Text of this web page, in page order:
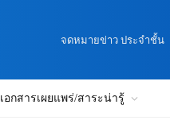
จดหมายข่าว ประจำชั้น
เอกสารเผยแพร่/สาระน่ารู้